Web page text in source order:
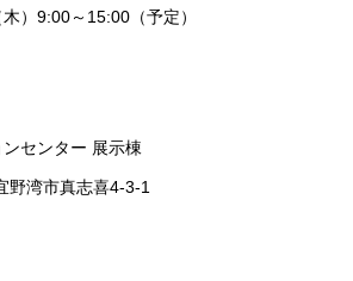
）9:00～15:00（予定）
センター 展示棟
野湾市真志喜4-3-1